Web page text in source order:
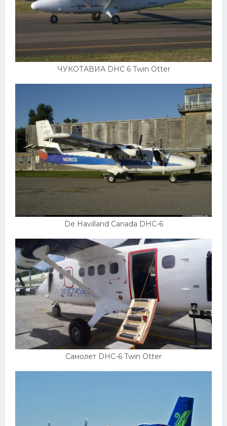
ЧУКОТАВИА DHC 6 Twin Otter
De Havilland Canada DHC-6
Самолет DHC-6 Twin Otter